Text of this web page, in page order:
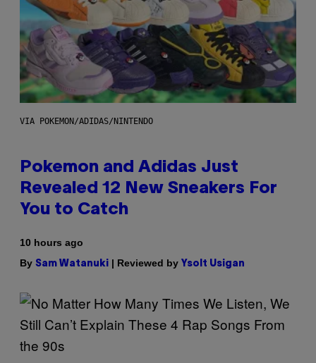
VIA POKEMON/ADIDAS/NINTENDO
Pokemon and Adidas Just
Revealed 12 New Sneakers For
You to Catch
10 hours ago
By Sam Watanuki | Reviewed by Ysolt Usigan